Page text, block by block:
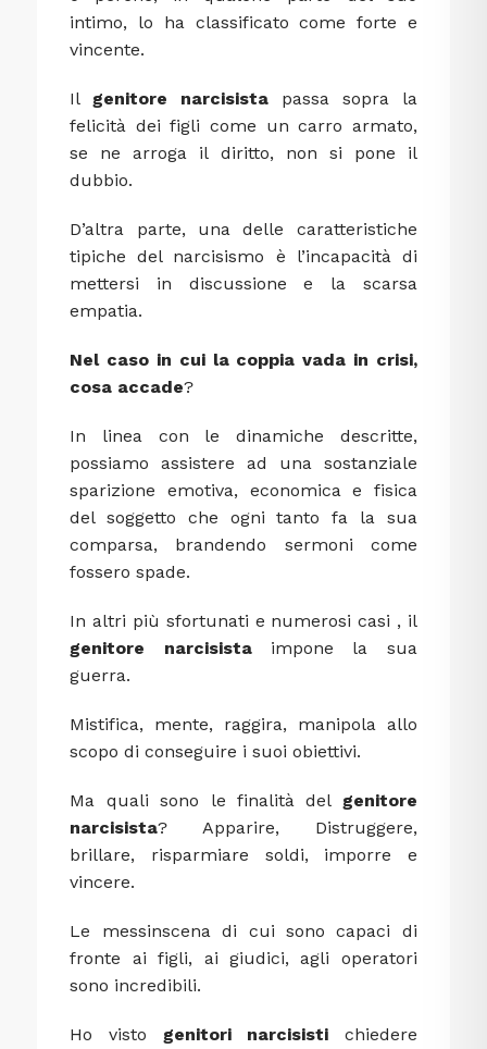
intimo, lo ha classificato come forte e
vincente.
Il genitore narcisista passa sopra la
felicità dei figli come un carro armato,
se ne arroga il diritto, non si pone il
dubbio.
D’altra parte, una delle caratteristiche
tipiche del narcisismo è l’incapacità di
mettersi in discussione e la scarsa
empatia.
Nel caso in cui la coppia vada in crisi,
cosa accade?
In linea con le dinamiche descritte,
possiamo assistere ad una sostanziale
sparizione emotiva, economica e fisica
del soggetto che ogni tanto fa la sua
comparsa, brandendo sermoni come
fossero spade.
In altri più sfortunati e numerosi casi , il
genitore narcisistaimpone la sua
guerra.
Mistifica, mente, raggira, manipola allo
scopo di conseguire i suoi obiettivi.
Ma quali sono le finalità del genitore
narcisista? Apparire, Distruggere,
brillare, risparmiare soldi, imporre e
vincere.
Le messinscena di cui sono capaci di
fronte ai figli, ai giudici, agli operatori
sono incredibili.
Ho visto genitori narcisisti chiedere